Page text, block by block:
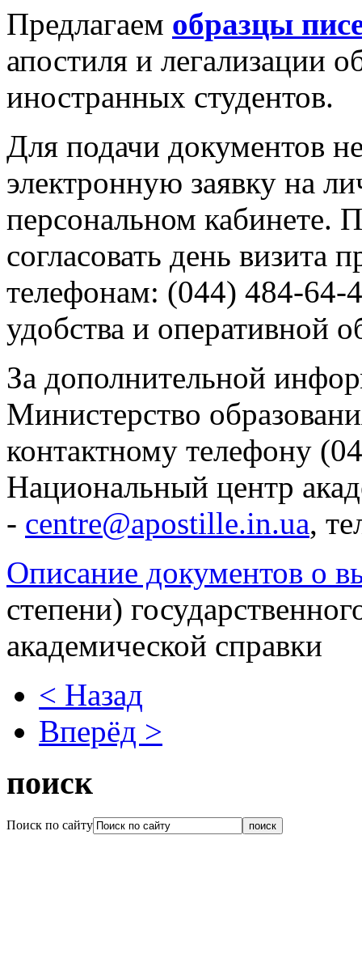
Предлагаем образцы
апостиля и легализации
иностранных студентов.
Для подачи документов
электронную заявку на
персональном кабинете.
согласовать день визита
телефонам: (044) 484-64-
удобства и оперативной
За дополнительной
Министерство
контактному телефону
Национальный центр
- centre@apostille.in.ua,
Описание документов о
степени)
академической справки
< Назад
Вперёд >
поиск
Поиск по сайту